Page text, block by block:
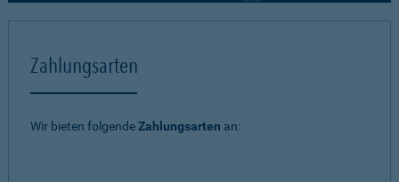
Zahlungsarten
Wir bieten folgendeZahlungsarten an: